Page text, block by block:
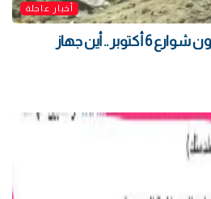
أخبار عاجلة
القمامة والنباشون يحاصرون شوارع 6 أكتوبر .. أين جهاز